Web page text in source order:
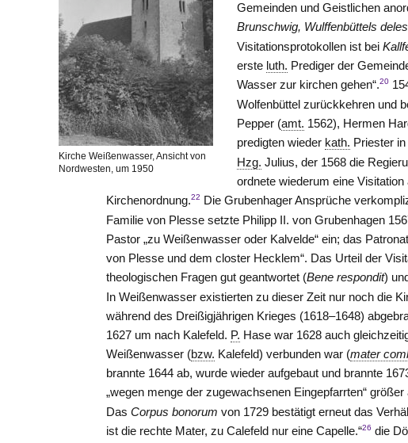
Kirche Weißenwasser, Ansicht von
Nordwesten, um 1950
Gemeinden und Geistlichen
Brunschwig, Wulffenbüttels deles
Visitationsprotokollen ist bei
erste luth. Prediger der
Wasser zur kirchen gehen“.20
Wolfenbüttel zurückkehren und
Pepper (amt. 1562), Hermen
predigten wieder kath. Priester
Hzg. Julius, der 1568 die
ordnete wiederum eine
Kirchenordnung.22 Die Grubenhager Ansprüche
Familie von Plesse setzte Philipp II. vonGrubenhagen
Pastor „zu Weißenwasser oder Kalvelde“ ein; das
von Plesse und dem closter Hecklem“. Das Urteil der
theologischen Fragen gut geantwortet (Bene respondit)
In Weißenwasser existierten zu dieser Zeit nur noch die
während des Dreißigjährigen Krieges (1618–1648)
1627 um nach Kalefeld. P. Hase war 1628 auch
Weißenwasser (bzw. Kalefeld) verbunden war (mater
brannte 1644 ab, wurde wieder aufgebaut und brannte
„wegen menge der zugewachsenen Eingepfarrten“ größer
DasCorpus bonorum von 1729 bestätigt erneut das
ist die rechte Mater, zu Calefeld nur eine Capelle.“26 die